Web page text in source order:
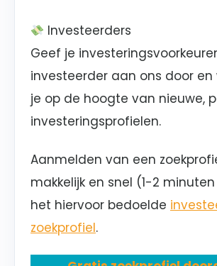
Investeerders
Geef je
investeerder aan ons door en
je op de hoogte van nieuwe,
investeringsprofielen.
Aanmelden van een
makkelijk en snel (1-2
het hiervoor bedoelde
zoekprofiel.